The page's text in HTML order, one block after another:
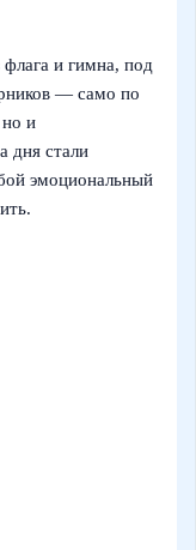
и гимна, под
— само по
но и
дня стали
эмоциональный